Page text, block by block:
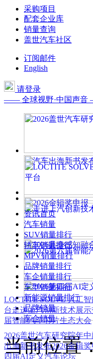
采购项目
配套企业库
销量查询
盖世汽车社区
订阅邮件
English
请登录
—— 全球视野·中国声
2026盖世汽车研究院年
出海新书发布2026金辑
四届AI定义汽车论坛
LOCTITE SOLVE 人工
台走进上汽创新技术展
届智能汽车芯片生态大会
资讯首页
汽车销量
SUV销量排行
轿车销量排行
MPV销量排行
品牌销量排行
车企销量排行
车型销量排行
新能源销量排行
品牌销量
车企销量
当前位置